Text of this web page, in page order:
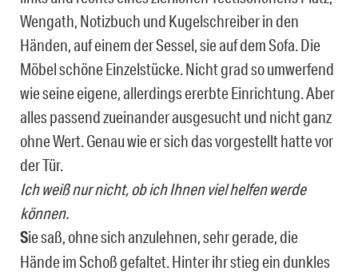
Wengath, Notizbuch und Kugelschreiber in den
Händen, auf einem der Sessel, sie auf dem Sofa. Die
Möbel schöne Einzelstücke. Nicht grad so umwerfend
wie seine eigene, allerdings ererbte Einrichtung. Aber
alles passend zueinander ausgesucht und nicht ganz
ohne Wert. Genau wie er sich das vorgestellt hatte vor
der Tür.
Ich weiß nur nicht, ob ich Ihnen viel helfen werde
können.
Sie saß, ohne sich anzulehnen, sehr gerade, die
Hände im Schoß gefaltet. Hinter ihr stieg ein dunkles